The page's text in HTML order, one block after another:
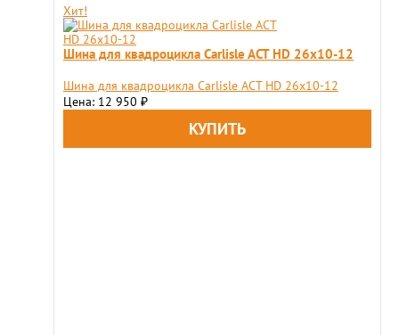
Хит!
Шина для квадроцикла Carlisle ACT HD 26x10-12
Шина для квадроцикла Carlisle ACT HD 26x10-12
Цена: 12 950 ₽